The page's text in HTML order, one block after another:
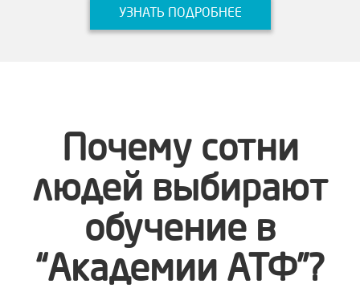
УЗНАТЬ ПОДРОБНЕЕ
Почему сотни
людей выбирают
обучение в
“Академии АТФ”?